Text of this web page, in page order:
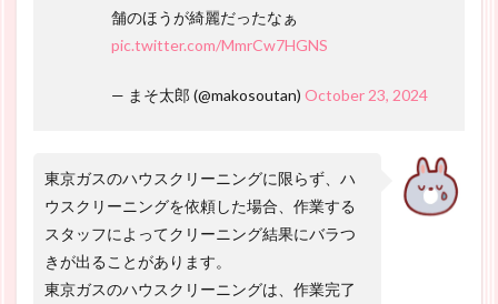
舗のほうが綺麗だったなぁ
pic.twitter.com/MmrCw7HGNS
— まそ太郎 (@makosoutan) October 23, 2024
東京ガスのハウスクリーニングに限らず、ハ
ウスクリーニングを依頼した場合、作業する
スタッフによってクリーニング結果にバラつ
きが出ることがあります。
東京ガスのハウスクリーニングは、作業完了